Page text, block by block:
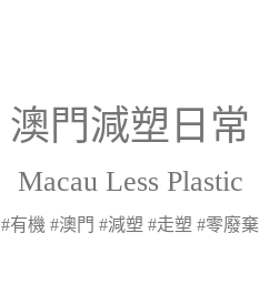
澳門減塑日常
Macau Less Plastic
#有機 #澳門 #減塑 #走塑 #零廢棄